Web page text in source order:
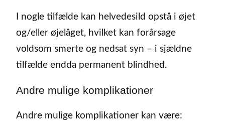
I nogle tilfælde kan helvedesild opstå i øjet
og/eller øjelåget, hvilket kan forårsage
voldsom smerte og nedsat syn – i sjældne
tilfælde endda permanent blindhed.
Andre mulige komplikationer
Andre mulige komplikationer kan være: